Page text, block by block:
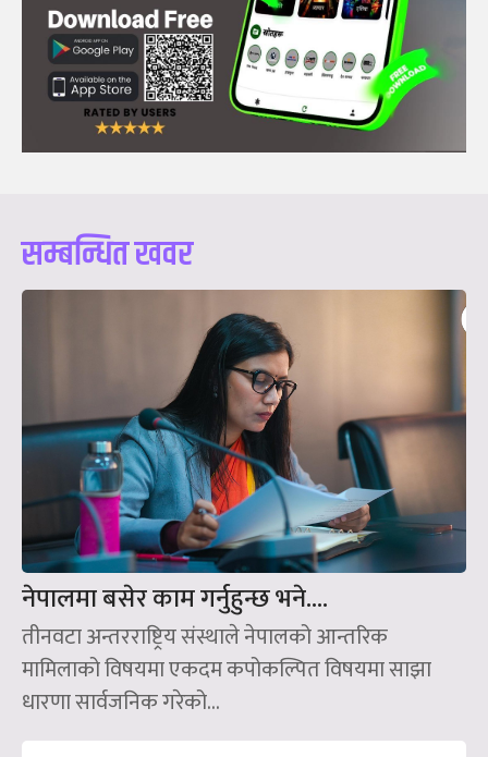
सम्बन्धित खवर
नेपालमा बसेर काम गर्नुहुन्छ भने….
तीनवटा अन्तरराष्ट्रिय संस्थाले नेपालको आन्तरिक
मामिलाको विषयमा एकदम कपोकल्पित विषयमा साझा
धारणा सार्वजनिक गरेको...